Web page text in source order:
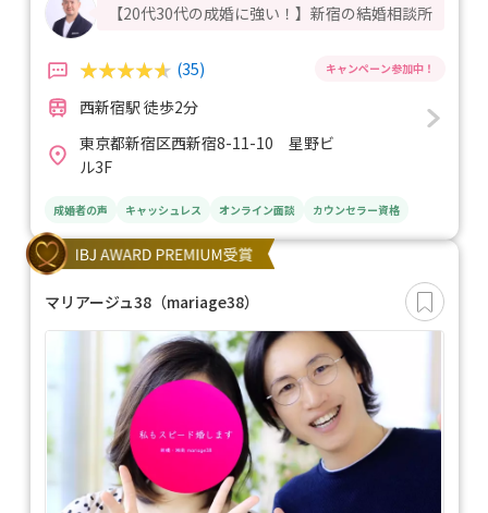
【20代30代の成婚に強い！】新宿の結婚相談所
(35)
西新宿駅 徒歩2分
東京都新宿区西新宿8-11-10 星野ビ
ル3F
成婚者の声 キャッシュレス オンライン面談 カウンセラー資格
マリアージュ38（mariage38）